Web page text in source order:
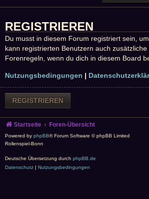
REGISTRIEREN
Du musst in diesem Forum registriert sein,
kann registrierten Benutzern auch
Forenregeln, wenn du dich in diesem Board
Nutzungsbedingungen |
REGISTRIEREN
Startseite Foren-Übersicht
Powered by phpBB® Forum Software © phpBB Limited
Rollenspiel-Bonn
Deutsche Übersetzung durch phpBB.de
Datenschutz
Nutzungsbedingungen